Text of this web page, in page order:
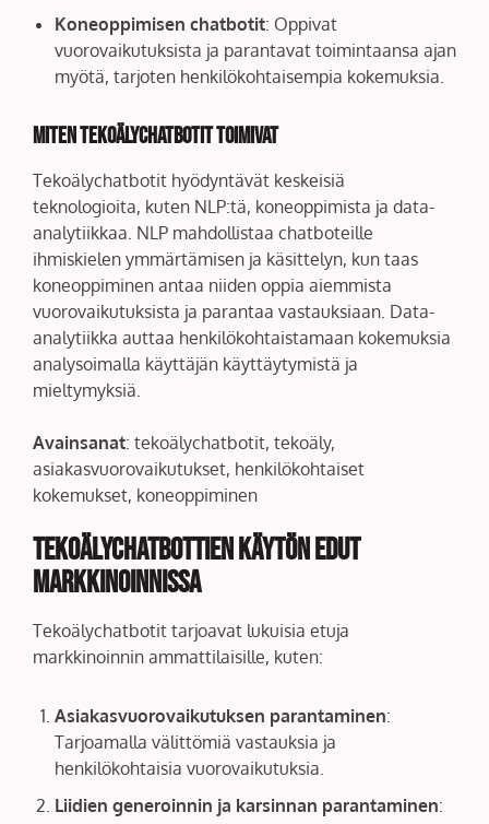
Koneoppimisen chatbotit: Oppivat
vuorovaikutuksista ja parantavat toimintaansa ajan
myötä, tarjoten henkilökohtaisempia kokemuksia.
Miten tekoälychatbotit toimivat
Tekoälychatbotit hyödyntävät keskeisiä
teknologioita, kuten NLP:tä, koneoppimista ja data-
analytiikkaa. NLP mahdollistaa chatboteille
ihmiskielen ymmärtämisen ja käsittelyn, kun taas
koneoppiminen antaa niiden oppia aiemmista
vuorovaikutuksista ja parantaa vastauksiaan. Data-
analytiikka auttaa henkilökohtaistamaan kokemuksia
analysoimalla käyttäjän käyttäytymistä ja
mieltymyksiä.
Avainsanat: tekoälychatbotit, tekoäly,
asiakasvuorovaikutukset, henkilökohtaiset
kokemukset, koneoppiminen
Tekoälychatbottien käytön edut
markkinoinnissa
Tekoälychatbotit tarjoavat lukuisia etuja
markkinoinnin ammattilaisille, kuten:
Asiakasvuorovaikutuksen parantaminen:
Tarjoamalla välittömiä vastauksia ja
henkilökohtaisia vuorovaikutuksia.
Liidien generoinnin ja karsinnan parantaminen: